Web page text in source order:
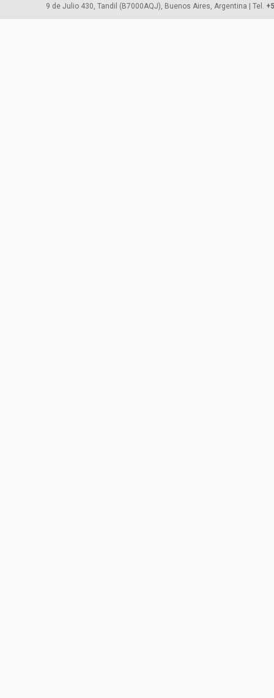
9 de Julio 430, Tandil (B7000AQJ), Buenos Aires, Argentina | Tel.